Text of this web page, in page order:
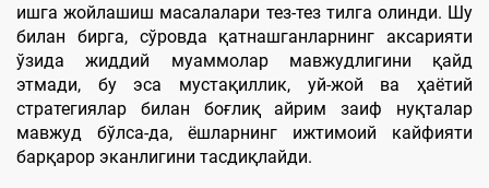
ишга жойлашиш масалалари тез-тез тилга олинди. Шу
билан бирга, сўровда қатнашганларнинг аксарияти
ўзида жиддий муаммолар мавжудлигини қайд
этмади, бу эса мустақиллик, уй-жой ва ҳаётий
стратегиялар билан боғлиқ айрим заиф нуқталар
мавжуд бўлса-да, ёшларнинг ижтимоий кайфияти
барқарор эканлигини тасдиқлайди.